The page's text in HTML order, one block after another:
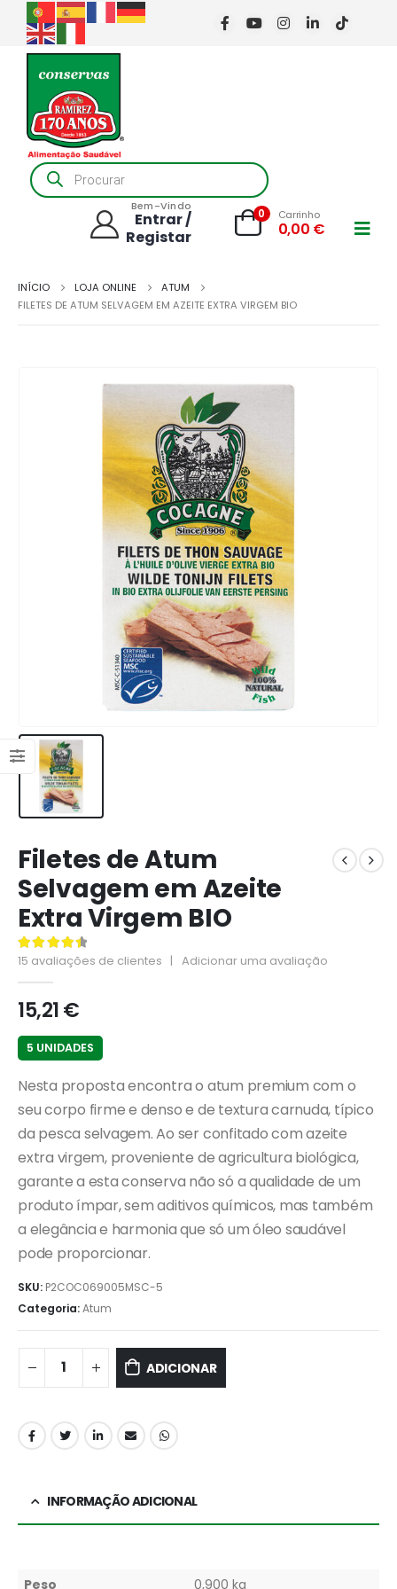
Products
search
Bem-Vindo
Entrar /
Registar
0 Carrinho
0,00 €
INÍCIO LOJA ONLINE
ATUM
FILETES DE ATUM SELVAGEM EM AZEITE EXTRA VIRGEM BIO
Filetes de Atum
Selvagem em Azeite
Extra Virgem BIO
4.53de 5
15 avaliações de clientes | Adicionar uma avaliação
15,21€
5 UNIDADES
Nesta proposta encontra o atum premium com o
seu corpo firme e denso e de textura carnuda, típico
da pesca selvagem. Ao ser confitado com azeite
extra virgem, proveniente de agricultura biológica,
garante a esta conserva não só a qualidade de um
produto ímpar, sem aditivos químicos, mas também
a elegância e harmonia que só um óleo saudável
pode proporcionar.
SKU: P2COC069005MSC-5
Categoria:Atum
ADICIONAR
INFORMAÇÃO ADICIONAL
Peso 0,900 kg